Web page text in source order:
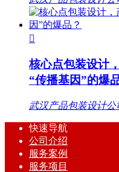

核心点包装设计
“传播基因”的爆
武汉产品包装设计公
快速导航
公司介绍
服务案例
服务项目